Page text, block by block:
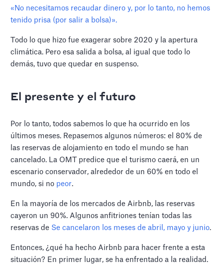
«No necesitamos recaudar dinero y, por lo tanto, no hemos
tenido prisa (por salir a bolsa)».
Todo lo que hizo fue exagerar sobre 2020 y la apertura
climática. Pero esa salida a bolsa, al igual que todo lo
demás, tuvo que quedar en suspenso.
El presente y el futuro
Por lo tanto, todos sabemos lo que ha ocurrido en los
últimos meses. Repasemos algunos números: el 80% de
las reservas de alojamiento en todo el mundo se han
cancelado. La OMT predice que el turismo caerá, en un
escenario conservador, alrededor de un 60% en todo el
mundo, si no peor.
En la mayoría de los mercados de Airbnb, las reservas
cayeron un 90%. Algunos anfitriones tenían todas las
reservas de Se cancelaron los meses de abril, mayo y junio.
Entonces, ¿qué ha hecho Airbnb para hacer frente a esta
situación? En primer lugar, se ha enfrentado a la realidad.